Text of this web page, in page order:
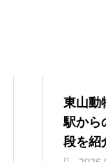
東山動
駅から
段を紹